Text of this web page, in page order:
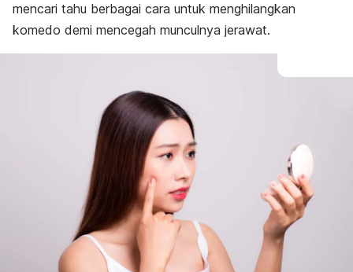
mencari tahu berbagai cara untuk menghilangkan
komedo demi mencegah munculnya jerawat.